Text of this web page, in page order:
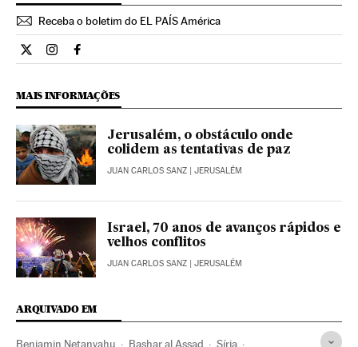
Receba o boletim do EL PAÍS América
Internacional El País Brasil en Twitter
Internacional El País Brasil en Instagram
Internacional El País Brasil en Facebook
MAIS INFORMAÇÕES
Jerusalém, o obstáculo onde
colidem as tentativas de paz
JUAN CARLOS SANZ | JERUSALÉM
Israel, 70 anos de avanços rápidos e
velhos conflitos
JUAN CARLOS SANZ | JERUSALÉM
ARQUIVADO EM
Benjamin Netanyahu Bashar al Assad Síria